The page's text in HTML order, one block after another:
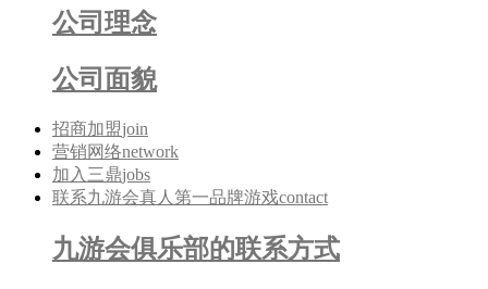
公司理念
公司面貌
招商加盟join
营销网络network
加入三鼎jobs
联系九游会真人第一品牌游戏contact
九游会俱乐部的联系方式